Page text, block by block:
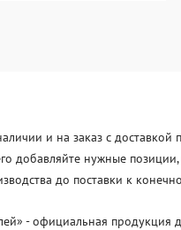
и на заказ с
добавляйте нужные
до поставки к
- официальная продукция